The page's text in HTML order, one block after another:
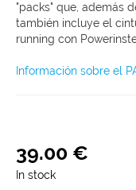
"packs" que, además
también incluye el
running con
Información sobre el
39.00 €
In stock